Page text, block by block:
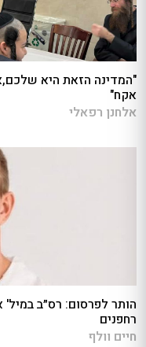
"המדינה הזאת היא
אקח"
אלחנן רפאלי
הותר לפרסום: רס״ב במיל'
רחפנים
חיים וולף